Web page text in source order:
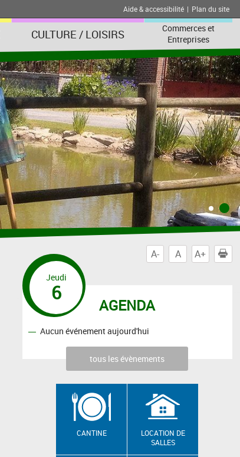
Aide & accessibilité | Plan du site
CULTURE / LOISIRS
Commerces et
Entreprises
A- A A+
AGENDA
Jeudi
6
Aucun événement aujourd'hui
tous les évènements
CANTINE
LOCATION DE
SALLES